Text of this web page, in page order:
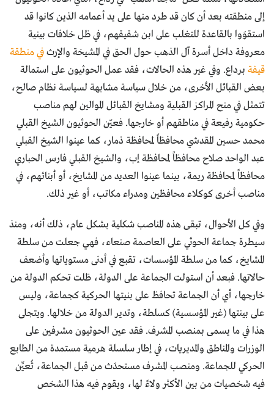
إلى منطقته بعد أن كان قد طرد منها على يد أعمامه الذين كانوا قد
استقوَوا بالقاعدة للتغلب على ابن شقيقهم، في ظل خلافات بينية
معروفة داخل أسرة آل الذهب حول الحق في المشيخة والإرثفي منطقة
قيفة برداع. وفي غير هذه الحالات، فقد عمل الحوثيون على استمالة
بعض القبائل الأخرى، من خلال سياسة مشابهة لسياسة نظام صالح،
تتمثل في منح المراكز القبلية ومشايخ القبائل الموالين لهم مناصب
حكومية رفيعة في مناطقهم أو خارجها. فعيّن الحوثيون الشيخ القبلي
محمد حسين المقدشي محافظاً لمحافظة ذمار، كما عينوا الشيخ القبلي
عبد الواحد صلاح محافظاً لمحافظة إب، والشيخ القبلي فارس الحباري
محافظاً لمحافظة ريمة، بينما عينوا العديد من المشايخ، أو أبنائهم، في
مناصب أخرى كوكلاء محافظين ومدراء مكاتب، أو غير ذلك.
وفي كل الأحوال، تبقى هذه المناصب شكلية بشكل عام، ذلك أنه، ومنذ
سيطرة جماعة الحوثي على العاصمة صنعاء، فهي جعلت من سلطة
المشايخ، كما من سلطة المؤسسات، تقبع في أدنى مستوياتها وأضعف
حالاتها. فبعد أن استولت الجماعة على الدولة، ظلت تحكم الدولة من
خارجها، أي أن الجماعة تحافظ على بنيتها الحركية كجماعة، وليس
على بينتها (غير المؤسسية) كسلطة، وتدير الدولة من خلالها. ويتجلى
هذا في ما يسمى بمنصب المشرف. فقد عين الحوثيون مشرفين على
الوزرات والمناطق والمديريات، في إطار سلسلة هرمية مستمدة من الطابع
الحركي للجماعة. ومنصب المشرف مستحدَث من قبل الجماعة، تُعيِّن
فيه شخصيات من بين الأكثر ولاءً لها، ويقوم فيه هذا الشخص